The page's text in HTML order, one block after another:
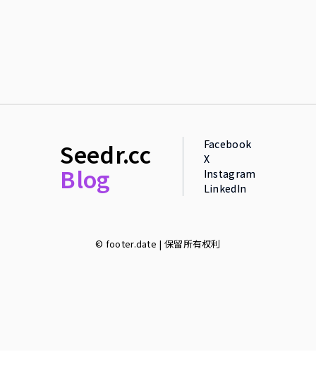
Seedr.cc
Blog
Facebook
X
Instagram
LinkedIn
© footer.date | 保留所有权利